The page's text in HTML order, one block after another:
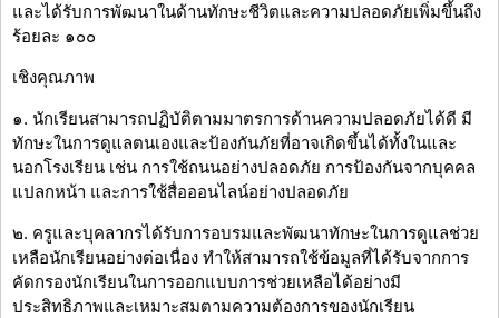
และได้รับการพัฒนาในด้านทักษะชีวิตและความปลอดภัยเพิ่มขึ้นถึง
ร้อยละ ๑๐๐
เชิงคุณภาพ
๑. นักเรียนสามารถปฏิบัติตามมาตรการด้านความปลอดภัยได้ดี มี
ทักษะในการดูแลตนเองและป้องกันภัยที่อาจเกิดขึ้นได้ทั้งในและ
นอกโรงเรียน เช่น การใช้ถนนอย่างปลอดภัย การป้องกันจากบุคคล
แปลกหน้า และการใช้สื่อออนไลน์อย่างปลอดภัย
๒. ครูและบุคลากรได้รับการอบรมและพัฒนาทักษะในการดูแลช่วย
เหลือนักเรียนอย่างต่อเนื่อง ทำให้สามารถใช้ข้อมูลที่ได้รับจากการ
คัดกรองนักเรียนในการออกแบบการช่วยเหลือได้อย่างมี
ประสิทธิภาพและเหมาะสมตามความต้องการของนักเรียน